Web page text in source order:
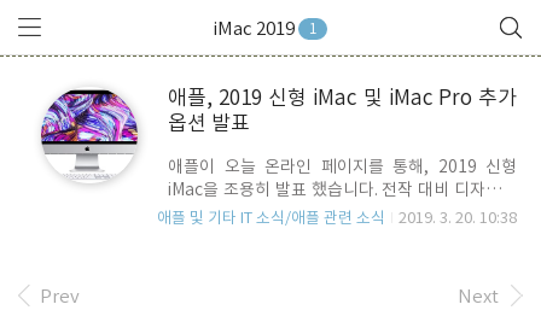
iMac 2019 1
애플, 2019 신형 iMac 및 iMac Pro 추가
옵션 발표
애플이 오늘 온라인 페이지를 통해, 2019 신형
iMac을 조용히 발표 했습니다. 전작 대비 디자인이
나 새로운 기능이 추가된 것은 아니고, 단지 성능을
6 Core 프로세서를 선택할 수 있고. 27인치 모델은
9세대(Coffee Lake) 6 Core 및 8 Core 프로세서
애플 및 기타 IT 소식/애플 관련 소식 2019. 3. 20. 10:38
Prev Next